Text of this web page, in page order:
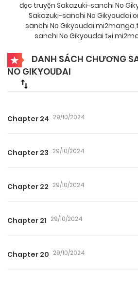
đọc truyện Sakazuki-sanchi No
Sakazuki-sanchi No Gikyoudai
sanchi No Gikyoudai mi2manga,
sanchi No Gikyoudai tại
DANH SÁCH CHƯƠNG
NO GIKYOUDAI
Chapter 24 29/10/2024
Chapter 23 29/10/2024
Chapter 22 29/10/2024
Chapter 21 29/10/2024
Chapter 20 29/10/2024